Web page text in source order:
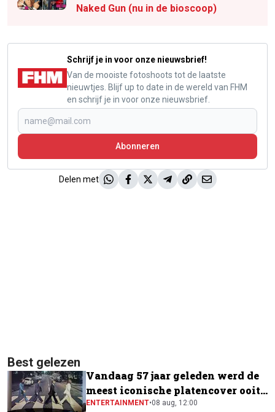
Naked Gun (nu in de bioscoop)
Schrijf je in voor onze nieuwsbrief!
Van de mooiste fotoshoots tot de laatste
nieuwtjes. Blijf up to date in de wereld van FHM
en schrijf je in voor onze nieuwsbrief.
Abonneren
Delen met
Best gelezen
Vandaag 57 jaar geleden werd de
meest iconische platencover ooit
gemaakt
ENTERTAINMENT•08 aug, 12:00